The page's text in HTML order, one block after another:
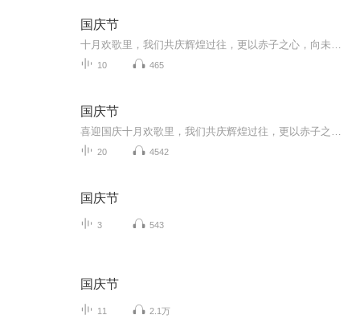
国庆节
10 465
国庆节
20 4542
国庆节
3 543
国庆节
11 2.1万